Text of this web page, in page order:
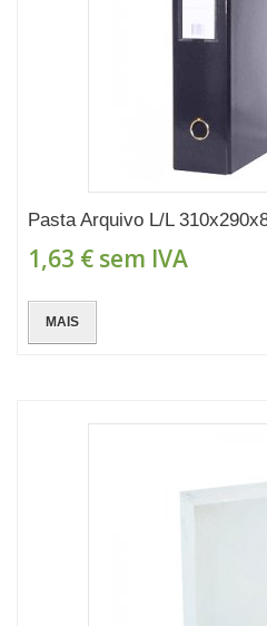
Pasta Arquivo L/L
1,63 € sem IVA
MAIS